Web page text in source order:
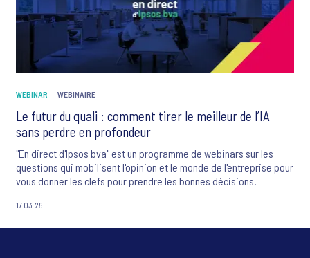
WEBINAR WEBINAIRE
Le futur du quali : comment tirer le meilleur de l’IA
sans perdre en profondeur
"En direct d'Ipsos bva" est un programme de webinars sur les
questions qui mobilisent l'opinion et le monde de l'entreprise pour
vous donner les clefs pour prendre les bonnes décisions.
17.03.26